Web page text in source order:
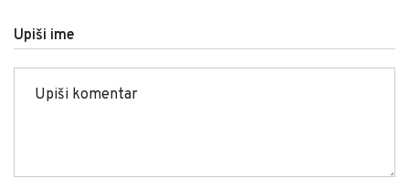
Upiši ime